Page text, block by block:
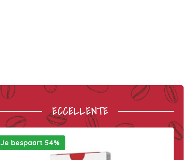
ECCELLENTE
Je bespaart 54%